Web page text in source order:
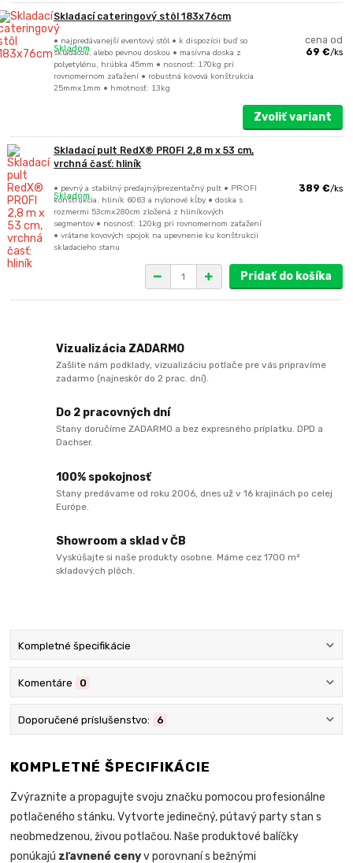
Skladací cateringový stôl 183x76cm
• najpredávanejší eventový stôl • k dispozícii buď so
skladacou, alebo pevnou doskou • masívna doska z
polyetylénu, hrúbka 45mm • nosnosť: 170kg pri
rovnomernom zaťažení • robustná kovová konštrukcia
25mmx1mm • hmotnosť: 13kg
cena od
69 €/ks
Skladom
Zvoliť variant
Skladací pult RedX® PROFI 2,8 m x 53 cm,
vrchná časť: hliník
• pevný a stabilný predajný/prezentačný pult • PROFI
konštrukcia, hliník 6063 a nylonové kĺby • doska s
rozmermi 53cmx280cm zložená z hliníkových
segmentov • nosnosť: 120kg pri rovnomernom zaťažení
• vrátane kovových spojok na upevnenie ku konštrukcii
skladacieho stanu
389 €/ks
Skladom
Pridať do košíka
Vizualizácia ZADARMO
Zašlite nám podklady, vizualizáciu potlače pre vás pripravíme
zadarmo (najneskôr do 2 prac. dní).
Do 2 pracovných dní
Stany doručíme ZADARMO a bez expresného príplatku. DPD a
Dachser.
100% spokojnosť
Stany predávame od roku 2006, dnes už v 16 krajinách po celej
Európe.
Showroom a sklad v ČB
Vyskúšajte si naše produkty osobne. Máme cez 1700 m²
skladových plôch.
Kompletné špecifikácie
Komentáre 0
Doporučené príslušenstvo: 6
KOMPLETNÉ ŠPECIFIKÁCIE
Zvýraznite a propagujte svoju značku pomocou profesionálne
potlačeného stánku. Vytvorte jedinečný, pútavý party stan s
neobmedzenou, živou potlačou. Naše produktové balíčky
ponúkajú zľavnené cenyv porovnaní s bežnými